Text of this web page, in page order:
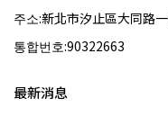
주소:新北市汐止區大同路
통합번호:90322663
最新消息